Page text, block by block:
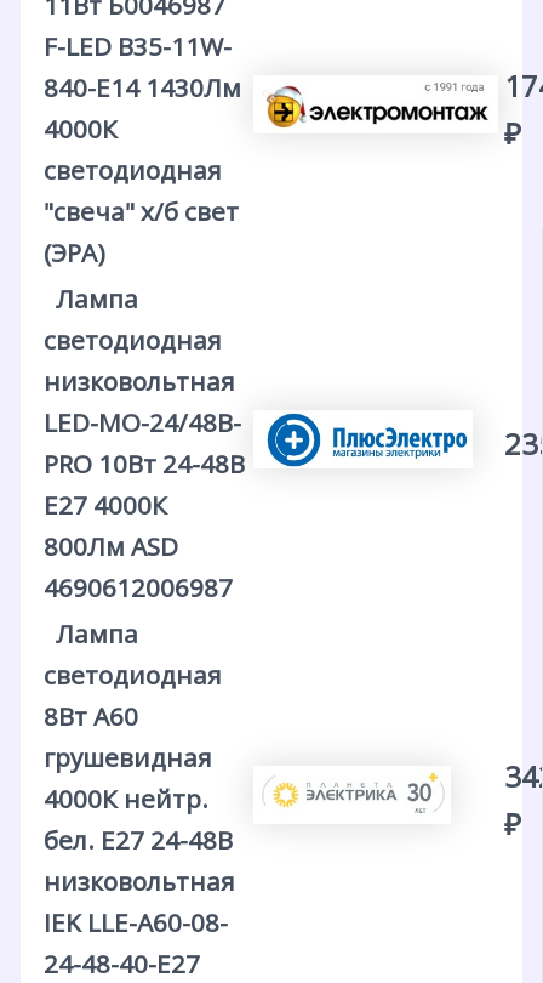
F-LED B35-11W-
840-E14 1430Лм
4000К
светодиодная
"свеча" х/б свет
(ЭРА)
₽
Лампа
светодиодная
низковольтная
LED-MO-24/48В-
PRO 10Вт 24-48В
E27 4000К
800Лм ASD
4690612006987
Лампа
светодиодная
8Вт A60
грушевидная
4000К нейтр.
бел. E27 24-48В
низковольтная
IEK LLE-A60-08-
24-48-40-E27
₽